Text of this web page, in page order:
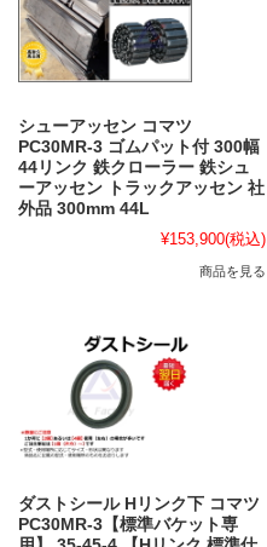
シューアッセン コマツ
PC30MR-3 ゴムパット付 300幅
44リンク 鉄クローラー 鉄シュ
ーアッセン トラックアッセン 社
外品 300mm 44L
¥153,900(税込)
商品を見る
ダストシール Hリンク下 コマツ
PC30MR-3【標準バケット専